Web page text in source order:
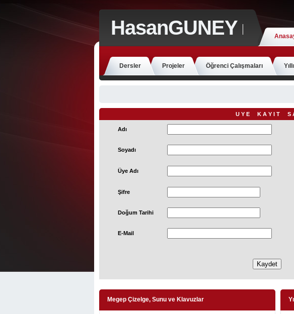
HasanGUNEY
Dersler Projeler Öğrenci Çalışmaları
U Y E K A Y I T S A
Adı
Soyadı
Üye Adı
Şifre
Doğum Tarihi
E-Mail
Megep Çizelge, Sunu ve Klavuzlar